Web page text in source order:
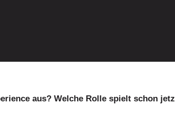
aus? Welche Rolle spielt schon